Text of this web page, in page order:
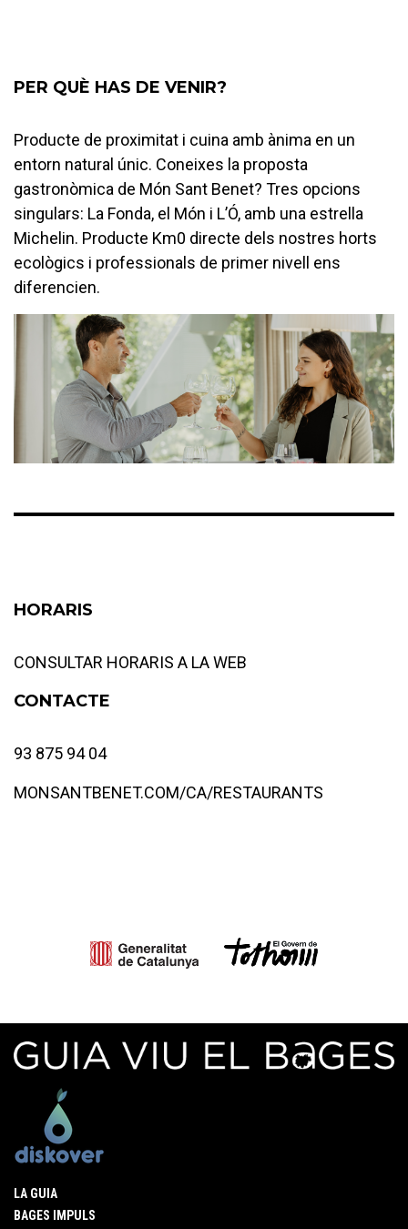
PER QUÈ HAS DE VENIR?
Producte de proximitat i cuina amb ànima en un
entorn natural únic. Coneixes la proposta
gastronòmica de Món Sant Benet? Tres opcions
singulars: La Fonda, el Món i L’Ó, amb una estrella
Michelin. Producte Km0 directe dels nostres horts
ecològics i professionals de primer nivell ens
diferencien.
HORARIS
CONSULTAR HORARIS A LA WEB
CONTACTE
93 875 94 04
MONSANTBENET.COM/CA/RESTAURANTS
LA GUIA
BAGES IMPULS